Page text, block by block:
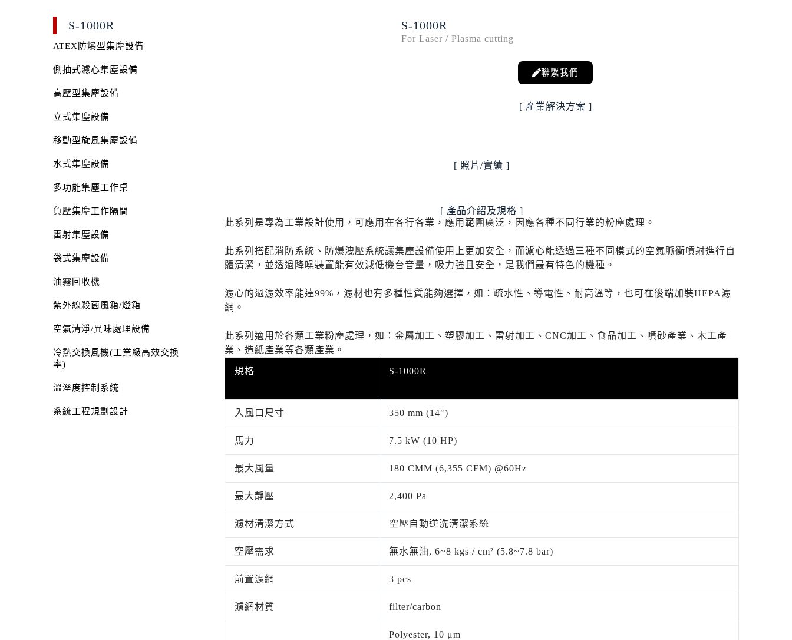
S-1000R
ATEX防爆型集塵設備
側抽式濾心集塵設備
高壓型集塵設備
立式集塵設備
移動型旋風集塵設備
水式集塵設備
多功能集塵工作桌
負壓集塵工作隔間
雷射集塵設備
袋式集塵設備
油霧回收機
紫外線殺菌風箱/燈箱
空氣清淨/異味處理設備
冷熱交換風機(工業級高效交換
率)
溫溼度控制系統
系統工程規劃設計
S-1000R
For Laser / Plasma cutting
聯繫我們
[ 產業解決方案 ]
[ 照片/實績 ]
[ 產品介紹及規格 ]
此系列是專為工業設計使用，可應用在各行各業，應用範圍廣泛，因應各種不同行業的粉塵處理。
此系列搭配消防系統、防爆洩壓系統讓集塵設備使用上更加安全，而濾心能透過三種不同模式的空氣脈衝噴射進行自
體清潔，並透過降噪裝置能有效減低機台音量，吸力強且安全，是我們最有特色的機種。
濾心的過濾效率能達99%，濾材也有多種性質能夠選擇，如：疏水性、導電性、耐高溫等，也可在後端加裝HEPA濾
網。
此系列適用於各類工業粉塵處理，如：金屬加工、塑膠加工、雷射加工、CNC加工、食品加工、噴砂產業、木工產
業、造紙產業等各類產業。
規格 S-1000R
入風口尺寸 350 mm (14")
馬力 7.5 kW (10 HP)
最大風量 180 CMM (6,355 CFM) @60Hz
最大靜壓 2,400 Pa
濾材清潔方式 空壓自動逆洗清潔系統
空壓需求 無水無油, 6~8 kgs / cm² (5.8~7.8 bar)
前置濾網 3 pcs
濾網材質 filter/carbon
Polyester, 10 μm